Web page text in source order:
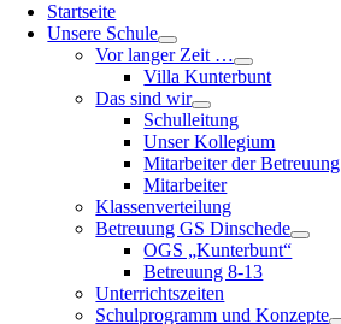
Startseite
Unsere Schule
Vor langer Zeit …
Villa Kunterbunt
Das sind wir
Schulleitung
Unser Kollegium
Mitarbeiter der Betreuung
Mitarbeiter
Klassenverteilung
Betreuung GS Dinschede
OGS „Kunterbunt“
Betreuung 8-13
Unterrichtszeiten
Schulprogramm und Konzepte